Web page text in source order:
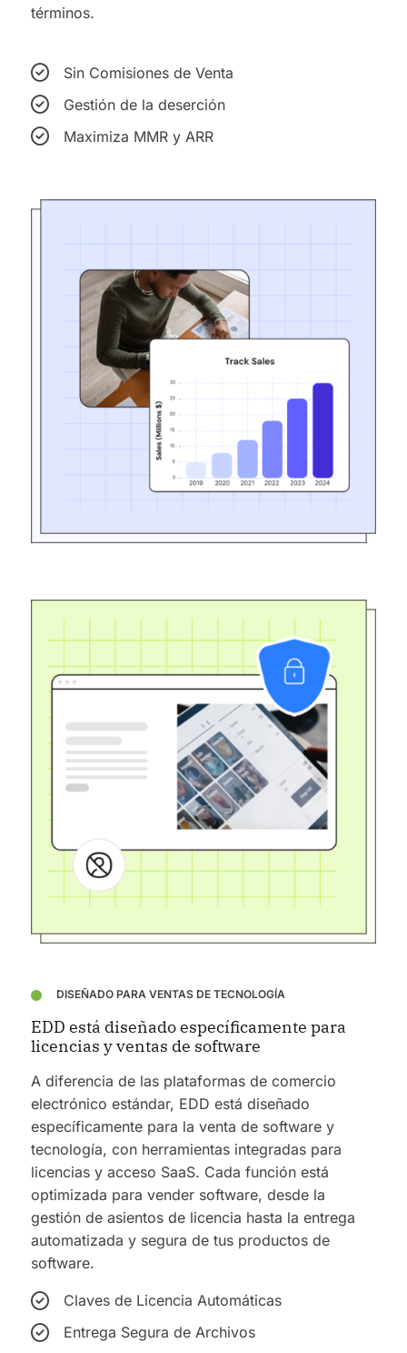
términos.
Sin Comisiones de Venta
Gestión de la deserción
Maximiza MMR y ARR
DISEÑADO PARA VENTAS DE TECNOLOGÍA
EDD está diseñado específicamente para
licencias y ventas de software
A diferencia de las plataformas de comercio
electrónico estándar, EDD está diseñado
específicamente para la venta de software y
tecnología, con herramientas integradas para
licencias y acceso SaaS. Cada función está
optimizada para vender software, desde la
gestión de asientos de licencia hasta la entrega
automatizada y segura de tus productos de
software.
Claves de Licencia Automáticas
Entrega Segura de Archivos